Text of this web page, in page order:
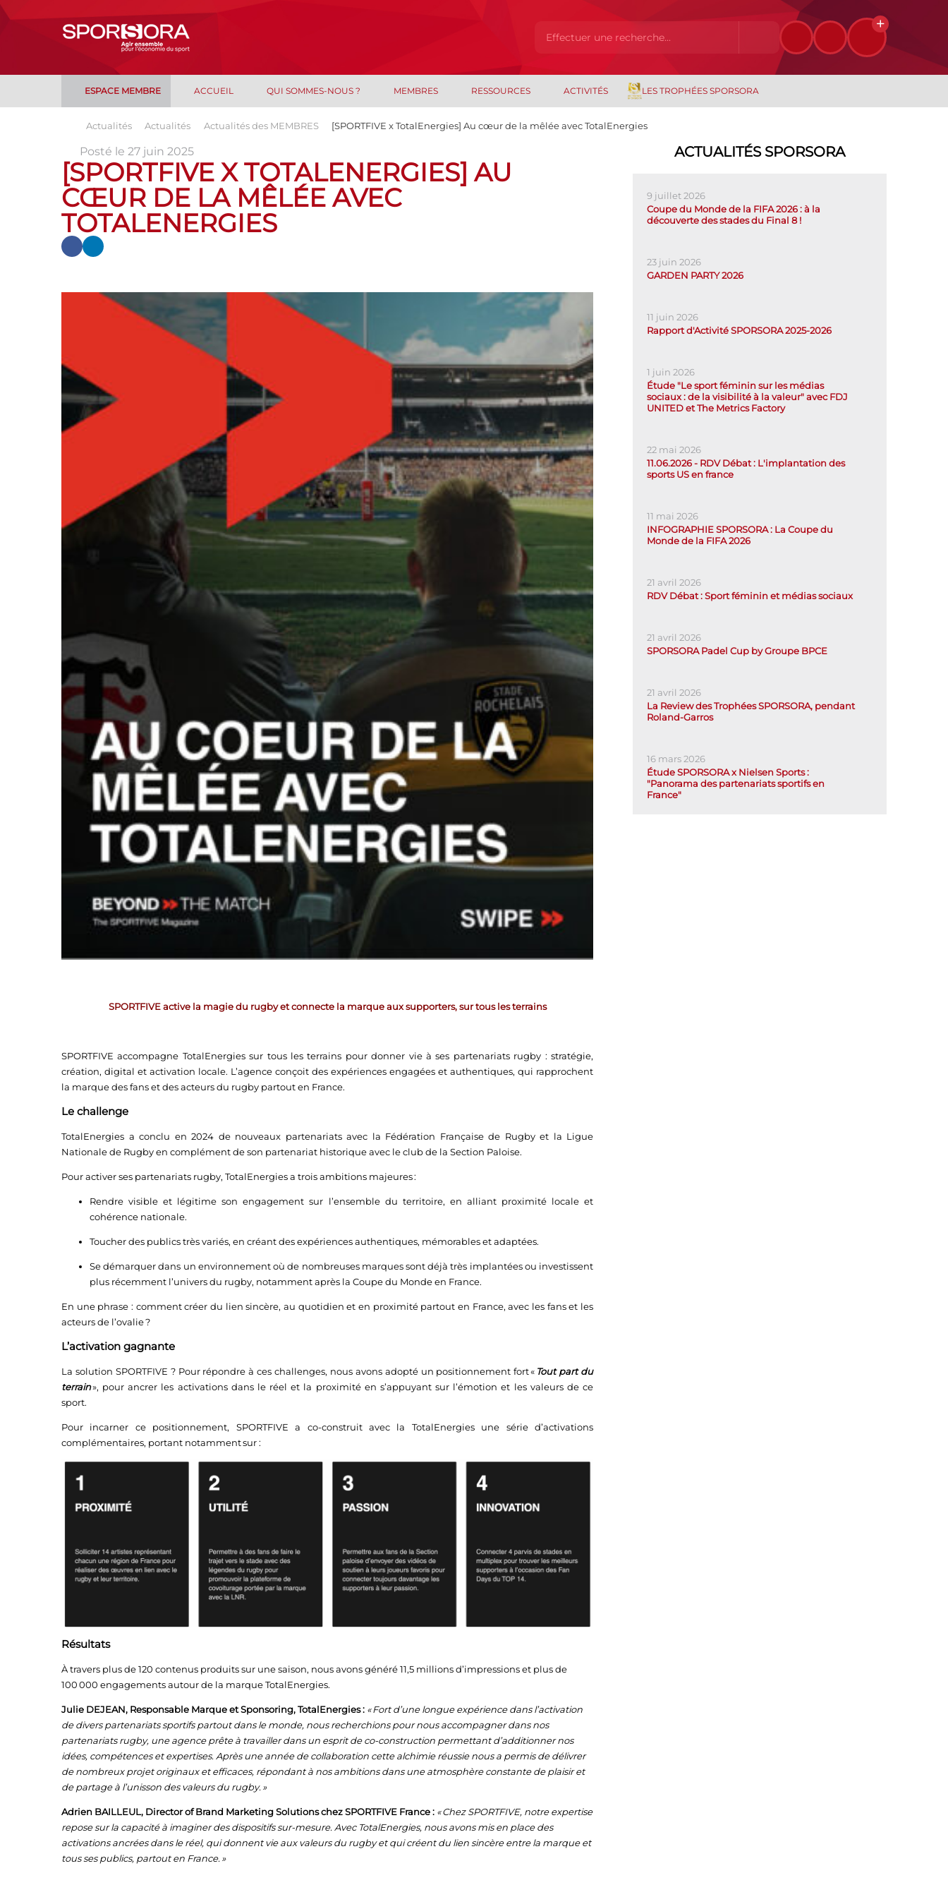
ESPACE MEMBRE ACCUEIL QUI SOMMES-NOUS ? MEMBRES RESSOURCES ACTIVITÉS LES TROPHÉES SPORSORA
Actualités Actualités Actualités des MEMBRES [SPORTFIVE x TotalEnergies] Au cœur de la mêlée avec TotalEnergies
Posté le 27 juin 2025
[SPORTFIVE X TOTALENERGIES] AU
CŒUR DE LA MÊLÉE AVEC
TOTALENERGIES
SPORTFIVE active la magie du rugby et connecte la marque aux supporters, sur tous les terrains
SPORTFIVE accompagne TotalEnergies sur tous les terrains pour donner vie à ses partenariats rugby : stratégie,
création, digital et activation locale. L’agence conçoit des expériences engagées et authentiques, qui rapprochent
la marque des fans et des acteurs du rugby partout en France.
Le challenge
TotalEnergies a conclu en 2024 de nouveaux partenariats avec la Fédération Française de Rugby et la Ligue
Nationale de Rugby en complément de son partenariat historique avec le club de la Section Paloise.
Pour activer ses partenariats rugby, TotalEnergies a trois ambitions majeures :
Rendre visible et légitime son engagement sur l’ensemble du territoire, en alliant proximité locale et
cohérence nationale.
Toucher des publics très variés, en créant des expériences authentiques, mémorables et adaptées.
Se démarquer dans un environnement où de nombreuses marques sont déjà très implantées ou investissent
plus récemment l’univers du rugby, notamment après la Coupe du Monde en France.
En une phrase : comment créer du lien sincère, au quotidien et en proximité partout en France, avec les fans et les
acteurs de l’ovalie ?
L’activation gagnante
La solution SPORTFIVE ? Pour répondre à ces challenges, nous avons adopté un positionnement fort « Tout part du
terrain», pour ancrer les activations dans le réel et la proximité en s’appuyant sur l’émotion et les valeurs de ce
sport.
Pour incarner ce positionnement, SPORTFIVE a co-construit avec la TotalEnergies une série d’activations
complémentaires, portant notamment sur :
Résultats
À travers plus de 120 contenus produits sur une saison, nous avons généré 11,5 millions d’impressions et plus de
100 000 engagements autour de la marque TotalEnergies.
Julie DEJEAN, Responsable Marque et Sponsoring, TotalEnergies : « Fort d’une longue expérience dans l’activation
de divers partenariats sportifs partout dans le monde, nous recherchions pour nous accompagner dans nos
partenariats rugby, une agence prête à travailler dans un esprit de co-construction permettant d’additionner nos
idées, compétences et expertises. Après une année de collaboration cette alchimie réussie nous a permis de délivrer
de nombreux projet originaux et efficaces, répondant à nos ambitions dans une atmosphère constante de plaisir et
de partage à l’unisson des valeurs du rugby. »
Adrien BAILLEUL, Director of Brand Marketing Solutions chez SPORTFIVE France : « Chez SPORTFIVE, notre expertise
repose sur la capacité à imaginer des dispositifs sur-mesure. Avec TotalEnergies, nous avons mis en place des
activations ancrées dans le réel, qui donnent vie aux valeurs du rugby et qui créent du lien sincère entre la marque et
tous ses publics, partout en France. »
ACTUALITÉS SPORSORA
9 juillet 2026
Coupe du Monde de la FIFA 2026 : à la
découverte des stades du Final 8 !
23 juin 2026
GARDEN PARTY 2026
11 juin 2026
Rapport d'Activité SPORSORA 2025-2026
1 juin 2026
Étude "Le sport féminin sur les médias
sociaux : de la visibilité à la valeur" avec FDJ
UNITED et The Metrics Factory
22 mai 2026
11.06.2026 - RDV Débat : L'implantation des
sports US en france
11 mai 2026
INFOGRAPHIE SPORSORA : La Coupe du
Monde de la FIFA 2026
21 avril 2026
RDV Débat : Sport féminin et médias sociaux
21 avril 2026
SPORSORA Padel Cup by Groupe BPCE
21 avril 2026
La Review des Trophées SPORSORA, pendant
Roland-Garros
16 mars 2026
Étude SPORSORA x Nielsen Sports :
"Panorama des partenariats sportifs en
France"